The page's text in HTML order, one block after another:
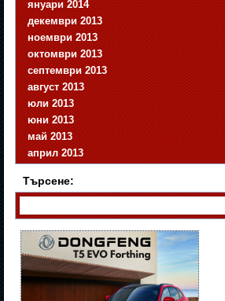
януари 2014
декември 2013
ноември 2013
октомври 2013
септември 2013
август 2013
юли 2013
юни 2013
май 2013
април 2013
Търсене: